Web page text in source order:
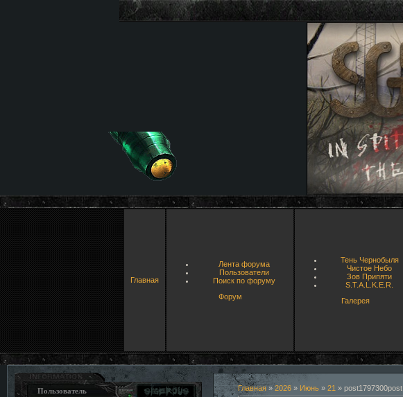
Главная
Лента форума
Пользователи
Поиск по форуму
Форум
Тень Чернобыля
Чистое Небо
Зов Припяти
S.T.A.L.K.E.R.
Галерея
Пользователь Главная» 2026 » Июнь » 21 » post1797300post